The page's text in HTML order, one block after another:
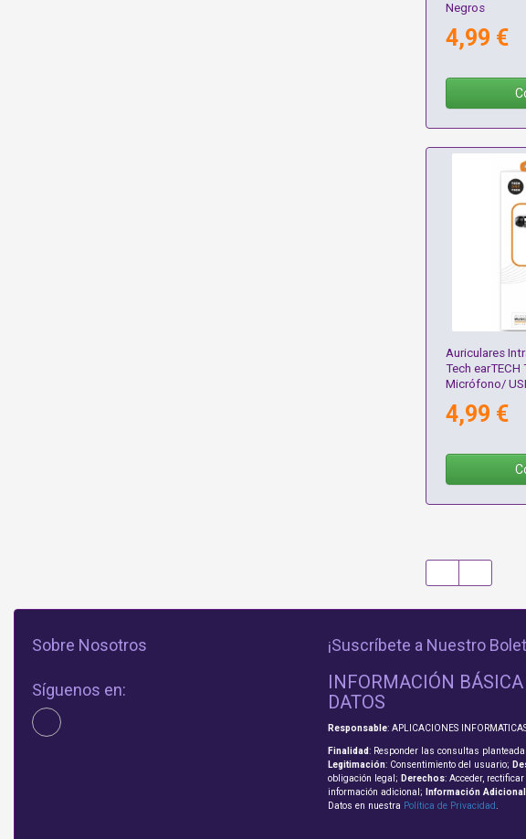
Negros
4,99 €
Auriculares
Tech earTECH
Micrófono/
4,99 €
Sobre Nosotros
Síguenos en:
¡Suscríbete a Nuestro
INFORMACIÓN
DATOS
Responsable: APLICACIONES INFORMATICAS
Finalidad: Responder las consultas
Legitimación: Consentimiento del usuario;
obligación legal; Derechos: Acceder,
información adicional;
Información Adicional
Datos en nuestra Política de Privacidad